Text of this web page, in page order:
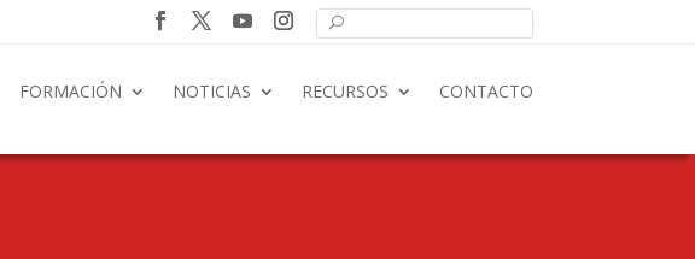
FORMACIÓN NOTICIAS RECURSOS CONTACTO